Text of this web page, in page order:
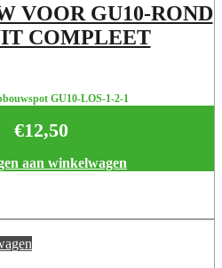
VOOR GU10-ROND
COMPLEET
GU10-LOS-1-2-1
€12,50
aan winkelwagen